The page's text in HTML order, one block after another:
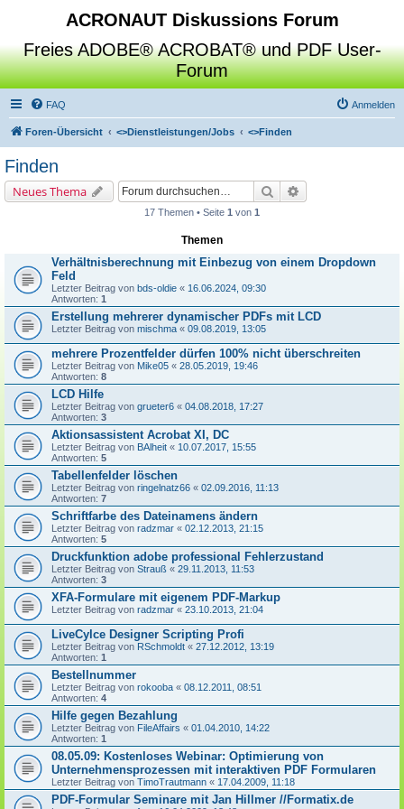
ACRONAUT Diskussions Forum
Freies ADOBE® ACROBAT® und PDF User-
Forum
FAQ Anmelden
Foren-Übersicht <>Dienstleistungen/Jobs <>Finden
Finden
Neues Thema Suche
17 Themen • Seite 1 von 1
Themen
Verhältnisberechnung mit Einbezug von einem Dropdown
Feld
Letzter Beitrag von bds-oldie « 16.06.2024, 09:30
Antworten: 1
Erstellung mehrerer dynamischer PDFs mit LCD
Letzter Beitrag von mischma « 09.08.2019, 13:05
mehrere Prozentfelder dürfen 100% nicht überschreiten
Letzter Beitrag von Mike05 « 28.05.2019, 19:46
Antworten: 8
LCD Hilfe
Letzter Beitrag von grueter6 « 04.08.2018, 17:27
Antworten: 3
Aktionsassistent Acrobat XI, DC
Letzter Beitrag von BAlheit « 10.07.2017, 15:55
Antworten: 5
Tabellenfelder löschen
Letzter Beitrag von ringelnatz66 « 02.09.2016, 11:13
Antworten: 7
Schriftfarbe des Dateinamens ändern
Letzter Beitrag von radzmar « 02.12.2013, 21:15
Antworten: 5
Druckfunktion adobe professional Fehlerzustand
Letzter Beitrag von Strauß « 29.11.2013, 11:53
Antworten: 3
XFA-Formulare mit eigenem PDF-Markup
Letzter Beitrag von radzmar « 23.10.2013, 21:04
LiveCylce Designer Scripting Profi
Letzter Beitrag von RSchmoldt « 27.12.2012, 13:19
Antworten: 1
Bestellnummer
Letzter Beitrag von rokooba « 08.12.2011, 08:51
Antworten: 4
Hilfe gegen Bezahlung
Letzter Beitrag von FileAffairs « 01.04.2010, 14:22
Antworten: 1
08.05.09: Kostenloses Webinar: Optimierung von
Unternehmensprozessen mit interaktiven PDF Formularen
Letzter Beitrag von TimoTrautmann « 17.04.2009, 11:18
PDF-Formular Seminare mit Jan Hillmer //Formatix.de